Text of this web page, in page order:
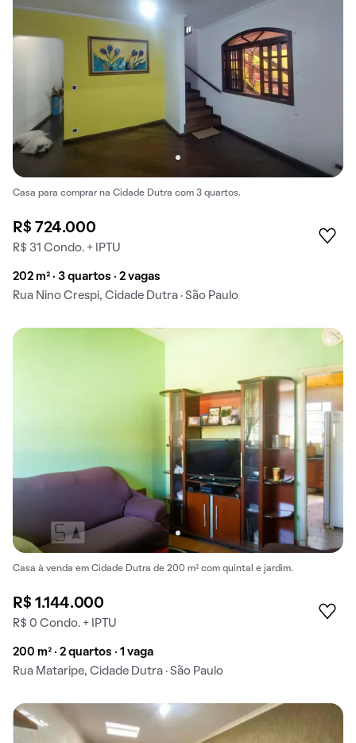
Casa para comprar na Cidade Dutra com 3 quartos.
R$ 724.000
R$ 31 Condo. + IPTU
202 m² · 3 quartos · 2 vagas
Rua Nino Crespi, Cidade Dutra · São Paulo
Casa à venda em Cidade Dutra de 200 m² com quintal e jardim.
R$ 1.144.000
R$ 0 Condo. + IPTU
200 m² · 2 quartos · 1 vaga
Rua Mataripe, Cidade Dutra · São Paulo